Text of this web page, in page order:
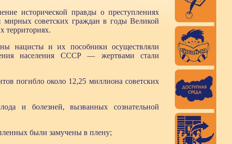
исторической правды о преступлениях
советских граждан в годы Великой
территориях.
нацисты и их пособники осуществляли
населения СССР — жертвами стали
погибло около 12,25 миллиона советских
и болезней, вызванных сознательной
были замучены в плену;